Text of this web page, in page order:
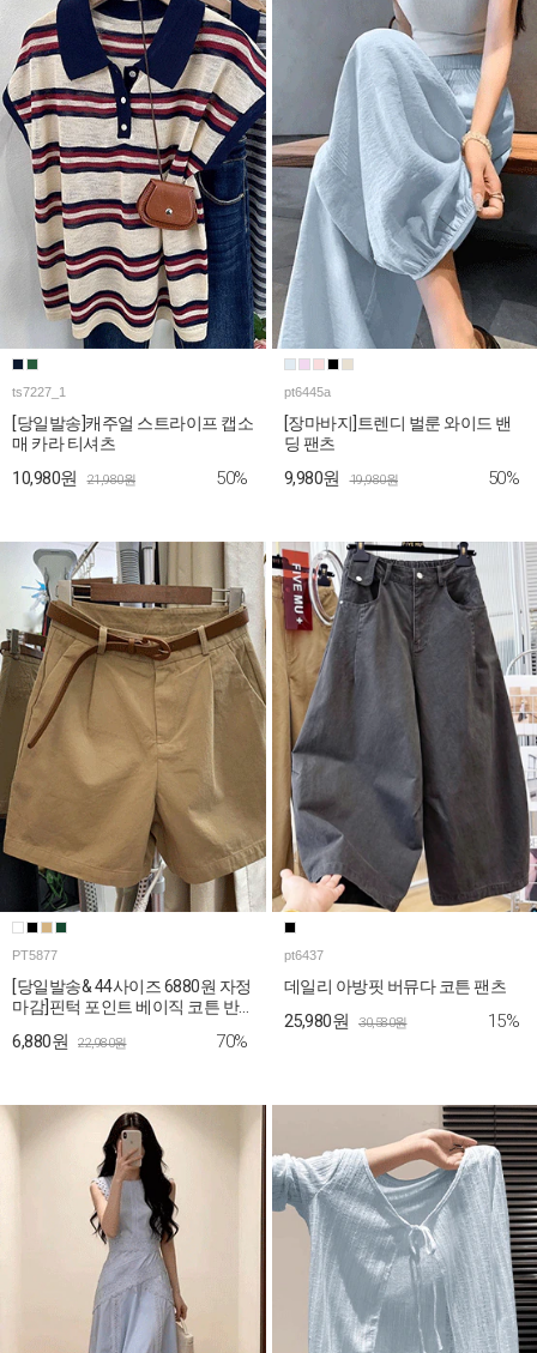
ts7227_1
[당일발송]캐주얼 스트라이프 캡소
매 카라 티셔츠
10,980원 21,980원 50%
pt6445a
[장마바지]트렌디 벌룬 와이드 밴
딩 팬츠
9,980원 19,980원 50%
PT5877
[당일발송& 44사이즈 6880원 자정
마감]핀턱 포인트 베이직 코튼 반
6,880원 22,980원 70%
pt6437
데일리 아방핏 버뮤다 코튼 팬츠
25,980원 30,580원 15%